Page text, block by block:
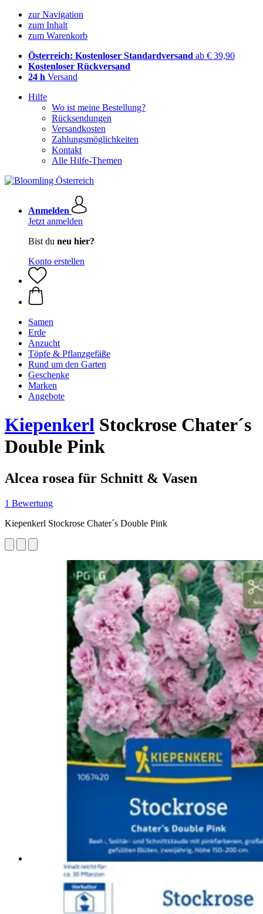
zur Navigation
zum Inhalt
zum Warenkorb
Österreich: Kostenloser Standardversand ab € 39,90
Kostenloser Rückversand
24 h Versand
Hilfe
Wo ist meine Bestellung?
Rücksendungen
Versandkosten
Zahlungsmöglichkeiten
Kontakt
Alle Hilfe-Themen
Anmelden
Jetzt anmelden
Bist du neu hier?
Konto erstellen
Samen
Erde
Anzucht
Töpfe & Pflanzgefäße
Rund um den Garten
Geschenke
Marken
Angebote
Kiepenkerl Stockrose Chater´s
Double Pink
Alcea rosea für Schnitt & Vasen
1 Bewertung
Kiepenkerl Stockrose Chater´s Double Pink